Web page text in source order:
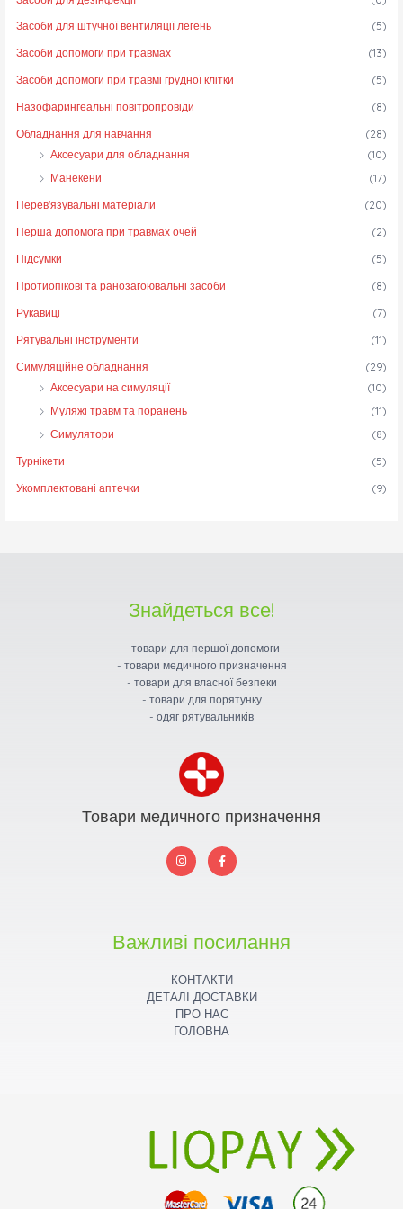
а
Засоби для штучної вентиляції легень
(5)
Засоби допомоги при травмах
(13)
Засоби допомоги при травмі грудної клітки
(5)
Назофарингеальні повітропровіди
(8)
Обладнання для навчання
(28)
Аксесуари для обладнання
(10)
Манекени
(17)
Перев'язувальні матеріали
(20)
Перша допомога при травмах очей
(2)
Підсумки
(5)
Протиопікові та ранозагоювальні засоби
(8)
Рукавиці
(7)
Рятувальні інструменти
(11)
Симуляційне обладнання
(29)
Аксесуари на симуляції
(10)
Муляжі травм та поранень
(11)
Симулятори
(8)
Турнікети
(5)
Укомплектовані аптечки
(9)
Знайдеться все!
- товари для першої допомоги
- товари медичного призначення
- товари для власної безпеки
- товари для порятунку
- одяг рятувальників
Товари медичного призначення
I
n
s
a
m
F
a
c
Важливі посилання
КОНТАКТИ
ДЕТАЛІ ДОСТАВКИ
ПРО НАС
ГОЛОВНА